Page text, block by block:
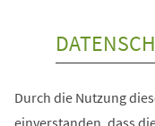
Durch die Nutzung
einverstanden, dass